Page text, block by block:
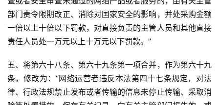
部门责令限期改正、消除对国家安全的影响，并处采购金额
一倍以上十倍以下罚款，对直接负责的主管人员和其他直接
责任人员处一万元以上十万元以下罚款。”
五、将第六十八条、第六十九条第一项合并，作为第六十九
条，修改为：“网络运营者违反本法第四十七条规定，对法
律、行政法规禁止发布或者传输的信息未停止传输、采取消